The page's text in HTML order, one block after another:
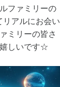
ファミリーの
リアルにお会い
ミリーの皆さ
しいです☆